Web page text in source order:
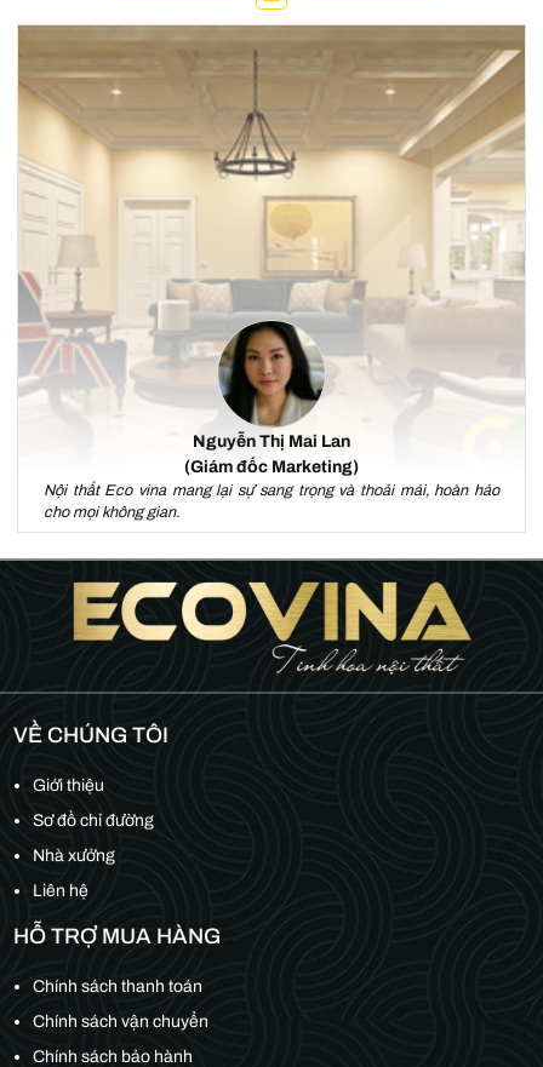
Nguyễn Thị Mai Lan
(Giám đốc Marketing)
Nội thất Eco vina mang lại sự sang trọng và thoải mái, hoàn hảo
cho mọi không gian.
VỀ CHÚNG TÔI
Giới thiệu
Sơ đồ chỉ đường
Nhà xưởng
Liên hệ
HỖ TRỢ MUA HÀNG
Chính sách thanh toán
Chính sách vận chuyển
Chính sách bảo hành